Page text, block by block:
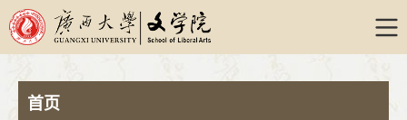
首页